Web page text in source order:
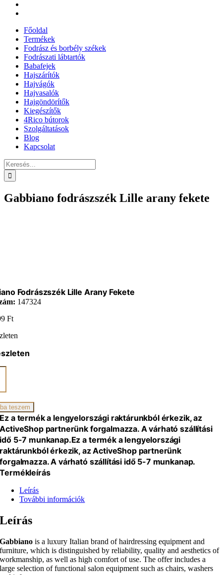
Főoldal
Termékek
Fodrász és borbély székek
Fodrászati lábtartók
Babafejek
Hajszárítók
Hajvágók
Hajvasalók
Hajgöndörítők
Kiegészítők
4Rico bútorok
Szolgáltatások
Blog
Kapcsolat
Keresés...
Gabbiano fodrászszék Lille arany fekete
Fodrászszék Lille Arany Fekete
147324
Ft
teszem
Ez a termék a lengyelországi raktárunkból érkezik, az
ActiveShop partnerünk forgalmazza. A várható szállítási
idő 5-7 munkanap.Ez a termék a lengyelországi
raktárunkból érkezik, az ActiveShop partnerünk
forgalmazza. A várható szállítási idő 5-7 munkanap.
Termékleírás
Leírás
További információk
Leírás
Gabbiano is a luxury Italian brand of hairdressing equipment and
furniture, which is distinguished by reliability, quality and aesthetics of
workmanship, as well as high comfort of use. The offer includes a
large selection of functional salon equipment such as chairs, washers